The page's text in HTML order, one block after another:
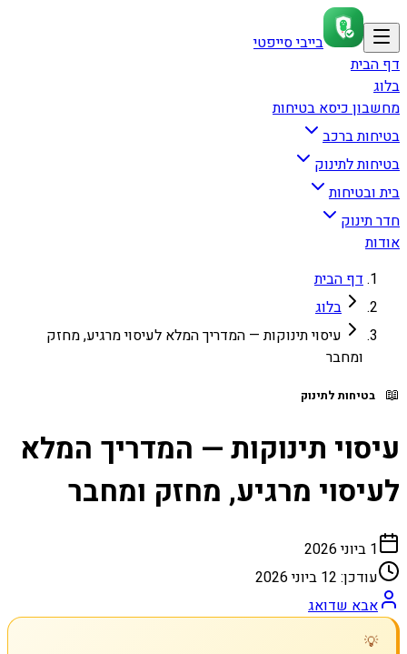
בייבי סייפטי
דף הבית
בלוג
מחשבון כיסא בטיחות
בטיחות ברכב
בטיחות לתינוק
בית ובטיחות
חדר תינוק
אודות
דף הבית
בלוג
עיסוי תינוקות — המדריך המלא לעיסוי מרגיע, מחזק
ומחבר
📖
בטיחות לתינוק
עיסוי תינוקות — המדריך המלא
לעיסוי מרגיע, מחזק ומחבר
1 ביוני 2026
עודכן: 12 ביוני 2026
אבא שדואג
💡